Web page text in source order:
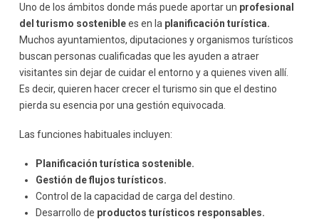
Uno de los ámbitos donde más puede aportar un profesional
del turismo sosteniblees en la planificación turística.
Muchos ayuntamientos, diputaciones y organismos turísticos
buscan personas cualificadas que les ayuden a atraer
visitantes sin dejar de cuidar el entorno y a quienes viven allí.
Es decir, quieren hacer crecer el turismo sin que el destino
pierda su esencia por una gestión equivocada.
Las funciones habituales incluyen:
Planificación turística sostenible.
Gestión de flujos turísticos.
Control de la capacidad de carga del destino.
Desarrollo de productos turísticos responsables.